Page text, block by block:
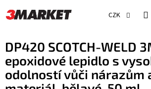
na
obsah
CZK
DP420 SCOTCH-WELD
epoxidové lepidlo s
odolností vůči nárazům